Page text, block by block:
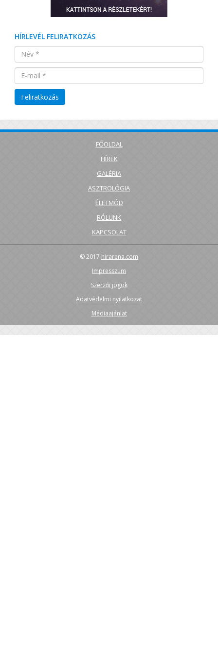
HÍRLEVÉL FELIRATKOZÁS
FŐOLDAL
HÍREK
GALÉRIA
ASZTROLÓGIA
ÉLETMÓD
RÓLUNK
KAPCSOLAT
© 2017 hirarena.com
Impresszum
Szerzői jogok
Adatvédelmi nyilatkozat
Médiaajánlat